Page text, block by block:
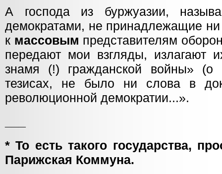
А господа из буржуазии,
демократами, не принадлежащие
к массовым представителям
передают мои взгляды, излагают
знамя (!) гражданской войны»
тезисах, не было ни слова в
революционной демократии...».
* То есть такого государства,
Парижская Коммуна.